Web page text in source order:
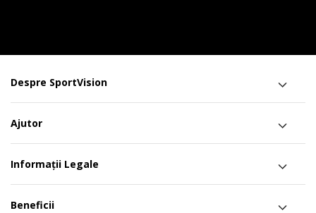
Despre SportVision
Ajutor
Informații Legale
Beneficii